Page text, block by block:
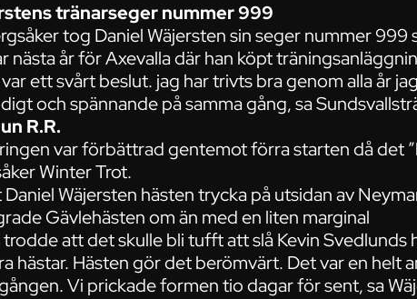
tränarseger nummer 999
tog Daniel Wäjersten sin seger nummer 999
nästa år för Axevalla där han köpt
ett svårt beslut. jag har trivts bra genom alla år
och spännande på samma gång, sa
R.R.
var förbättrad gentemot förra starten då det
Winter Trot.
Daniel Wäjersten hästen trycka på utsidan av
Gävlehästen om än med en liten marginal
att det skulle bli tufft att slå Kevin Svedlunds
hästar. Hästen gör det berömvärt. Det var en helt
Vi prickade formen tio dagar för sent, sa